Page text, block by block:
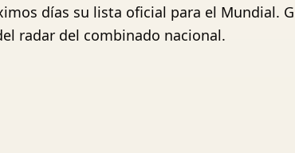
días su lista oficial para el Mundial.
radar del combinado nacional.